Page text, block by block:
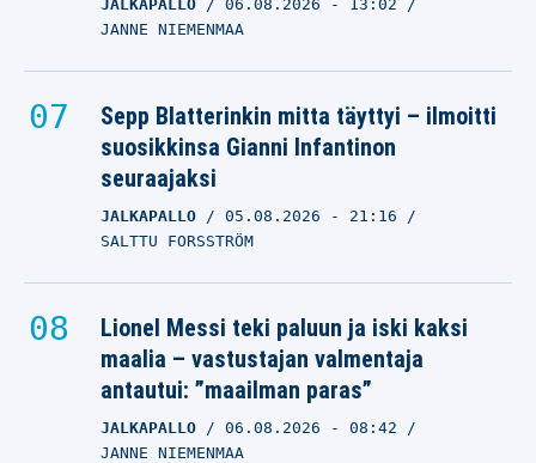
JALKAPALLO 06.08.2026 - 13:02
JANNE NIEMENMAA
Sepp Blatterinkin mitta täyttyi – ilmoitti
suosikkinsa Gianni Infantinon
seuraajaksi
JALKAPALLO 05.08.2026 - 21:16
SALTTU FORSSTRÖM
Lionel Messi teki paluun ja iski kaksi
maalia – vastustajan valmentaja
antautui: ”maailman paras”
JALKAPALLO 06.08.2026 - 08:42
JANNE NIEMENMAA